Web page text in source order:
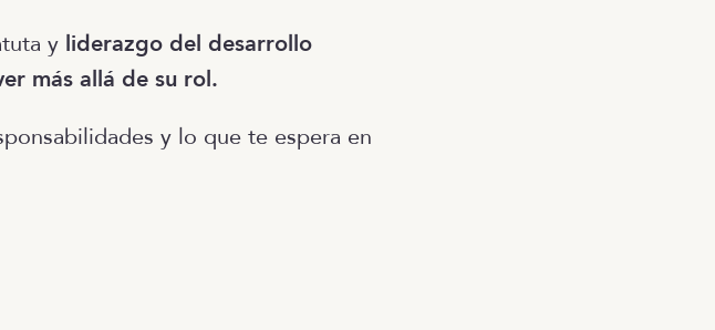
y liderazgo del desarrollo
más allá de su rol.
y lo que te espera en